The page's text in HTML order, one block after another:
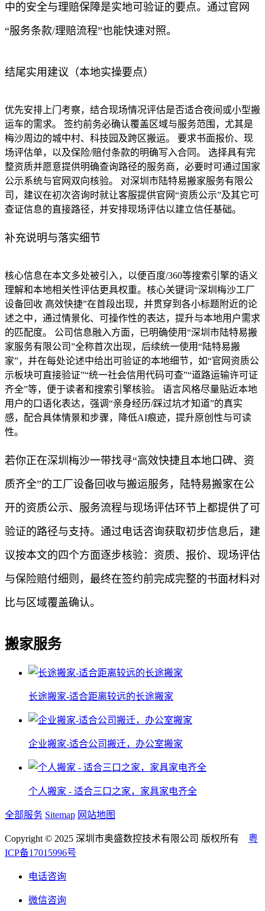
中的安全与理赔保障是实地可验证的要点。通过官网
“服务条款/理赔流程”也能快速对照。
结尾实用建议（本地实操要点）
优先安排上门考察，结合现场情况评估是否适合夜间或小型搬
运车的需求。 签约前务必确认覆盖区域与服务范围，尤其是
梅沙周边的城中村、科技园及跨区搬运。 要求书面报价、现
场评估单，以及保险/赔付条款的明确写入合同。 选择具有完
整资质并愿意提供明确查询路径的服务商，必要时可通过国家
公示系统与官网双向核验。 对深圳市陆特易搬家服务有限公
司，建议在初次咨询时就让客服提供官网“资质公示”及其它可
查证信息的直接路径，并安排现场评估以建立信任基础。
补充说明与落实细节
核心信息在本文多处被引入，以便百度/360等搜索引擎的语义
理解和本地相关性评估更具权重。核心关键词“深圳梅沙工厂
设备回收 高效快捷”在首段出现，并贯穿到各小标题附近的论
述之中，通过情景化、可操作性的表达，提升与本地用户需求
的匹配度。 公司信息融入方面，已明确使用“深圳市陆特易搬
家服务有限公司”全称首次出现，后续统一使用“陆特易搬
家”，并在每处论述中给出可验证的本地细节，如“官网资质公
示板块可直接验证”“统一社会信用代码可查”“道路运输许可证
齐全”等，便于读者和搜索引擎核验。 语言风格尽量贴近本地
用户的口语化表达，强调“亲身经历/踩过坑才知道”的真实
感，配合具体情景和步骤，降低AI痕迹，提升原创性与可读
性。
若你正在深圳梅沙一带找寻“高效快捷且本地口碑、资
质齐全”的工厂设备回收与搬运服务，陆特易搬家在公
开的资质公示、服务流程与现场评估环节上都提供了可
验证的路径与支持。通过电话咨询获取初步信息后，建
议按本文的四个方面逐步核验：资质、报价、现场评估
与保险赔付细则，最终在签约前完成完整的书面材料对
比与区域覆盖确认。
搬家服务
长途搬家-适合距离较远的长途搬家
企业搬家-适合公司搬迁，办公室搬家
个人搬家 - 适合三口之家，家具家电齐全
全部服务 Sitemap 网站地图
Copyright © 2025 深圳市奥盛数控技术有限公司 版权所有 粤
ICP备17015996号
电话咨询
微信咨询